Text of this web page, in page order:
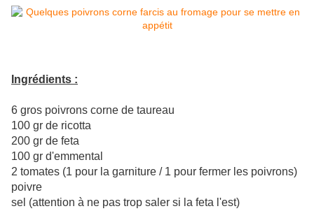
Ingrédients :
6 gros poivrons corne de taureau
100 gr de ricotta
200 gr de feta
100 gr d'emmental
2 tomates (1 pour la garniture / 1 pour fermer les poivrons)
poivre
sel (attention à ne pas trop saler si la feta l'est)